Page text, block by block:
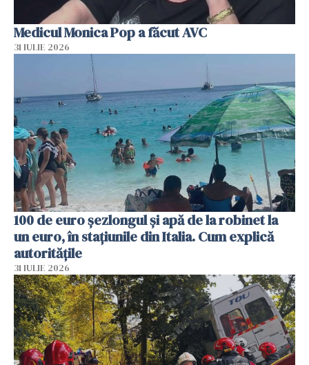
Medicul Monica Pop a făcut AVC
31 IULIE 2026
100 de euro șezlongul și apă de la robinet la
un euro, în stațiunile din Italia. Cum explică
autoritățile
31 IULIE 2026